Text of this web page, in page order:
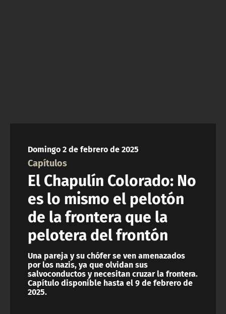
Domingo 2 de febrero de 2025
Capítulos
El Chapulín Colorado: No
es lo mismo el pelotón
de la frontera que la
pelotera del frontón
Una pareja y su chófer se ven amenazados
por los nazis, ya que olvidan sus
salvoconductos y necesitan cruzar la frontera.
Capítulo disponible hasta el 9 de febrero de
2025.